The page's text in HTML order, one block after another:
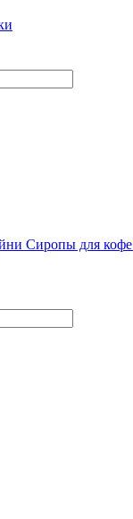
Сиропы для кофе